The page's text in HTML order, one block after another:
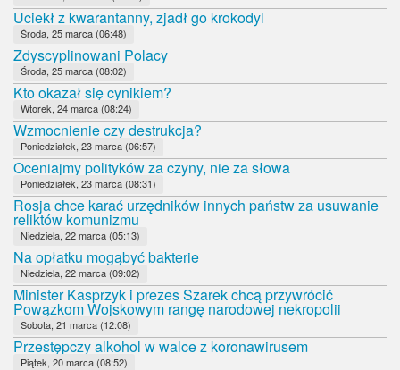
Uciekł z kwarantanny, zjadł go krokodyl
Środa, 25 marca (06:48)
Zdyscyplinowani Polacy
Środa, 25 marca (08:02)
Kto okazał się cynikiem?
Wtorek, 24 marca (08:24)
Wzmocnienie czy destrukcja?
Poniedziałek, 23 marca (06:57)
Oceniajmy polityków za czyny, nie za słowa
Poniedziałek, 23 marca (08:31)
Rosja chce karać urzędników innych państw za usuwanie
reliktów komunizmu
Niedziela, 22 marca (05:13)
Na opłatku mogąbyć bakterie
Niedziela, 22 marca (09:02)
Minister Kasprzyk i prezes Szarek chcą przywrócić
Powązkom Wojskowym rangę narodowej nekropolii
Sobota, 21 marca (12:08)
Przestępczy alkohol w walce z koronawirusem
Piątek, 20 marca (08:52)